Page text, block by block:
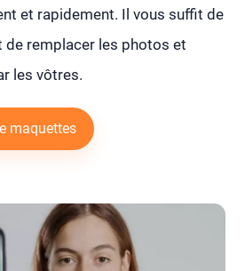
et rapidement. Il vous suffit de
de remplacer les photos et
les vôtres.
maquettes